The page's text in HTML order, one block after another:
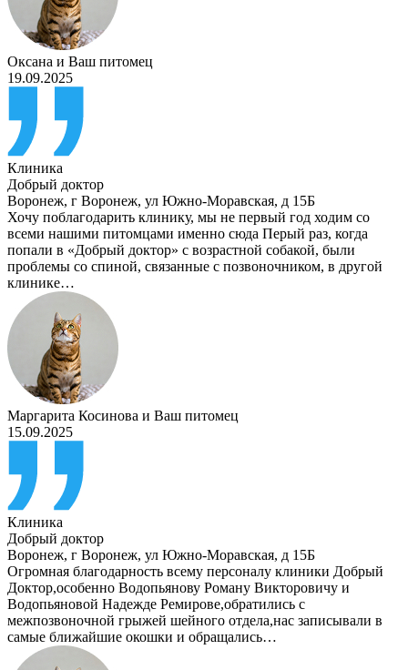
Оксана и Ваш питомец
19.09.2025
Клиника
Добрый доктор
Воронеж, г Воронеж, ул Южно-Моравская, д 15Б
Хочу поблагодарить клинику, мы не первый год ходим со
всеми нашими питомцами именно сюда Перый раз, когда
попали в «Добрый доктор» с возрастной собакой, были
проблемы со спиной, связанные с позвоночником, в другой
клинике…
Маргарита Косинова и Ваш питомец
15.09.2025
Клиника
Добрый доктор
Воронеж, г Воронеж, ул Южно-Моравская, д 15Б
Огромная благодарность всему персоналу клиники Добрый
Доктор,особенно Водопьянову Роману Викторовичу и
Водопьяновой Надежде Ремирове,обратились с
межпозвоночной грыжей шейного отдела,нас записывали в
самые ближайшие окошки и обращались…